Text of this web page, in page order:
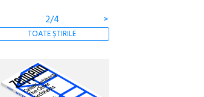
3/4 >
TOATE ȘTIRILE